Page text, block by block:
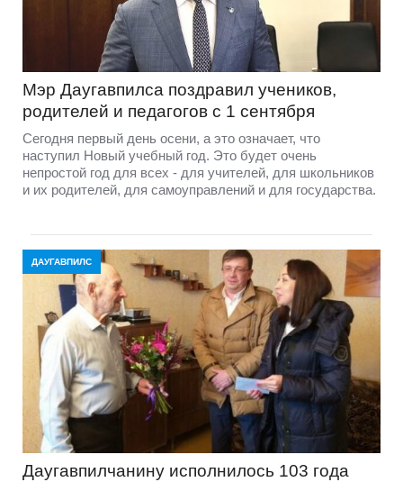
Мэр Даугавпилса поздравил учеников,
родителей и педагогов с 1 сентября
Сегодня первый день осени, а это означает, что
наступил Новый учебный год. Это будет очень
непростой год для всех - для учителей, для школьников
и их родителей, для самоуправлений и для государства.
ДАУГАВПИЛС
Даугавпилчанину исполнилось 103 года